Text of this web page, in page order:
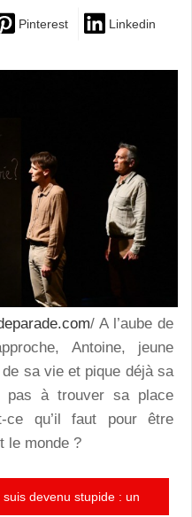
Pinterest Linkedin
/ A l’aube de
Antoine, jeune
sa vie et pique déjà sa
pas à trouver sa place
ce qu’il faut pour être
le monde ?
devenu stupide : un